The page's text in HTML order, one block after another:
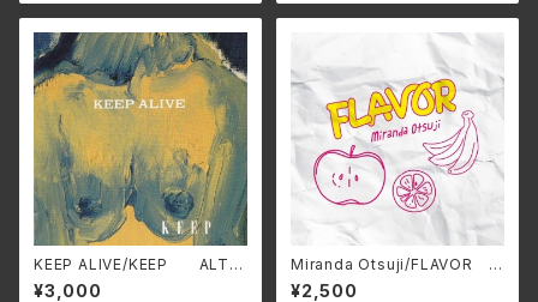
KEEP ALIVE/KEEP ALT-5
21C(仕様:CD)
¥3,000
Miranda Otsuji/FLAVOR M
RND-0008(仕様:CD)
¥2,500